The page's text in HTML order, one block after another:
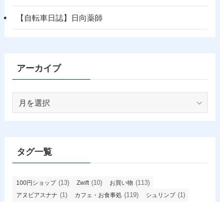
【自転車日誌】日向薬師
アーカイブ
タグ一覧
100円ショップ(13) Zwift (10) お買い物 (113)
アヌビアスナナ (1) カフェ・お食事処 (119) シュリンプ(1)